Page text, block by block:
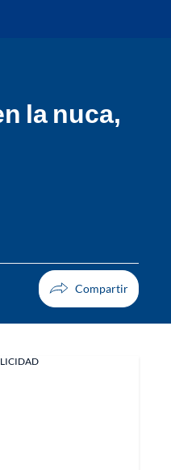
la nuca,